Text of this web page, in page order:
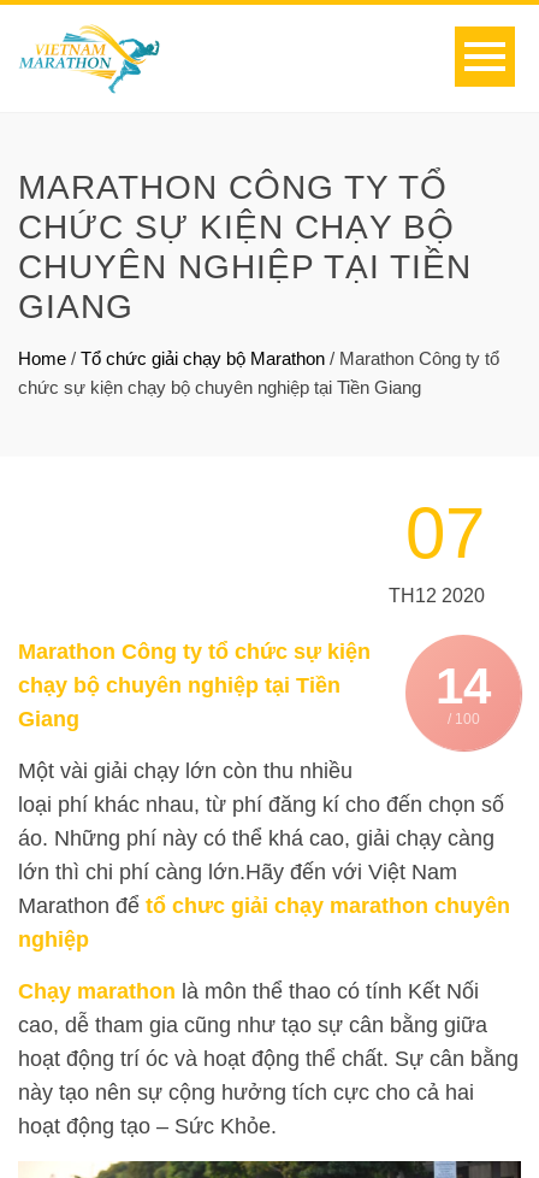
MARATHON CÔNG TY TỔ
CHỨC SỰ KIỆN CHẠY BỘ
CHUYÊN NGHIỆP TẠI TIỀN
GIANG
Home / Tổ chức giải chạy bộ Marathon / Marathon Công ty tổ
chức sự kiện chạy bộ chuyên nghiệp tại Tiền Giang
07
TH12 2020
14
/ 100
Marathon Công ty tổ chức sự kiện
chạy bộ chuyên nghiệp tại Tiền
Giang
Một vài giải chạy lớn còn thu nhiều
loại phí khác nhau, từ phí đăng kí cho đến chọn số
áo. Những phí này có thể khá cao, giải chạy càng
lớn thì chi phí càng lớn.Hãy đến với Việt Nam
Marathon để tổ chưc giải chạy marathon chuyên
nghiệp
Chạy marathon là môn thể thao có tính Kết Nối
cao, dễ tham gia cũng như tạo sự cân bằng giữa
hoạt động trí óc và hoạt động thể chất. Sự cân bằng
này tạo nên sự cộng hưởng tích cực cho cả hai
hoạt động tạo – Sức Khỏe.